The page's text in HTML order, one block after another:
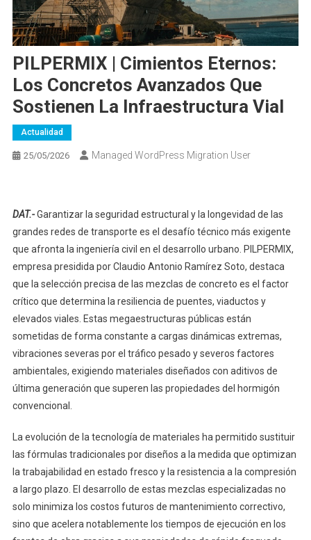
PILPERMIX | Cimientos Eternos:
Los Concretos Avanzados Que
Sostienen La Infraestructura Vial
Actualidad
25/05/2026 Managed WordPress Migration User
DAT.-Garantizar la seguridad estructural y la longevidad de las
grandes redes de transporte es el desafío técnico más exigente
que afronta la ingeniería civil en el desarrollo urbano. PILPERMIX,
empresa presidida por Claudio Antonio Ramírez Soto, destaca
que la selección precisa de las mezclas de concreto es el factor
crítico que determina la resiliencia de puentes, viaductos y
elevados viales. Estas megaestructuras públicas están
sometidas de forma constante a cargas dinámicas extremas,
vibraciones severas por el tráfico pesado y severos factores
ambientales, exigiendo materiales diseñados con aditivos de
última generación que superen las propiedades del hormigón
convencional.
La evolución de la tecnología de materiales ha permitido sustituir
las fórmulas tradicionales por diseños a la medida que optimizan
la trabajabilidad en estado fresco y la resistencia a la compresión
a largo plazo. El desarrollo de estas mezclas especializadas no
solo minimiza los costos futuros de mantenimiento correctivo,
sino que acelera notablemente los tiempos de ejecución en los